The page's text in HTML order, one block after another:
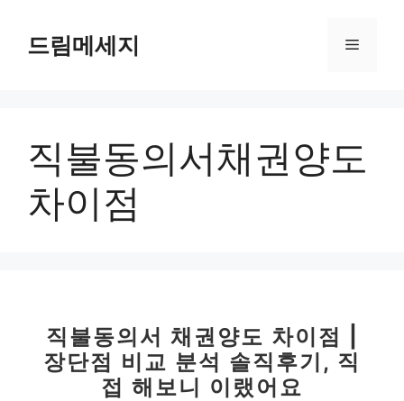
드림메세지 메
직불동의서채권양도
차이점
직불동의서 채권양도 차이점 |
장단점 비교 분석 솔직후기, 직
접 해보니 이랬어요